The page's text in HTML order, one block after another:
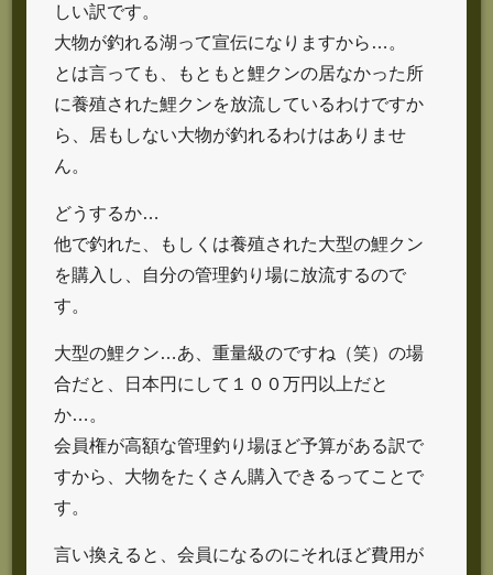
しい訳です。
大物が釣れる湖って宣伝になりますから…。
とは言っても、もともと鯉クンの居なかった所
に養殖された鯉クンを放流しているわけですか
ら、居もしない大物が釣れるわけはありませ
ん。
どうするか…
他で釣れた、もしくは養殖された大型の鯉クン
を購入し、自分の管理釣り場に放流するので
す。
大型の鯉クン…あ、重量級のですね（笑）の場
合だと、日本円にして１００万円以上だと
か…。
会員権が高額な管理釣り場ほど予算がある訳で
すから、大物をたくさん購入できるってことで
す。
言い換えると、会員になるのにそれほど費用が